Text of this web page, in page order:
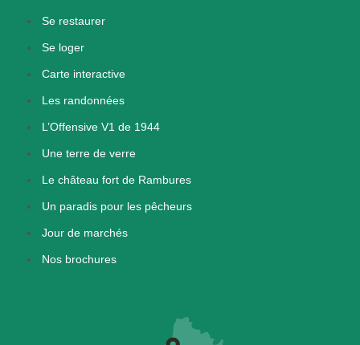
Se restaurer
Se loger
Carte interactive
Les randonnées
L’Offensive V1 de 1944
Une terre de verre
Le château fort de Rambures
Un paradis pour les pêcheurs
Jour de marchés
Nos brochures